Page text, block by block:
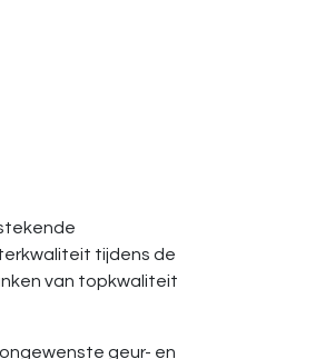
tijdens de
van topkwaliteit
geur- en